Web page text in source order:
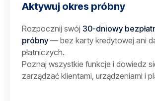
Aktywuj okres próbny
Rozpocznij swój 30-dniowy
próbny— bez karty kredytowej ani
płatniczych.
Poznaj wszystkie funkcje i dowiedz
zarządzać klientami, urządzeniami i